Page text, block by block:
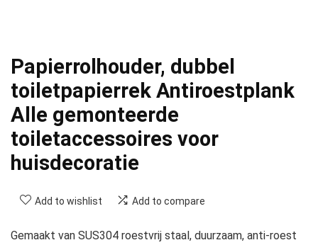
Papierrolhouder, dubbel
toiletpapierrek Antiroestplank
Alle gemonteerde
toiletaccessoires voor
huisdecoratie
Add to wishlist Add to compare
Gemaakt van SUS304 roestvrij staal, duurzaam, anti-roest